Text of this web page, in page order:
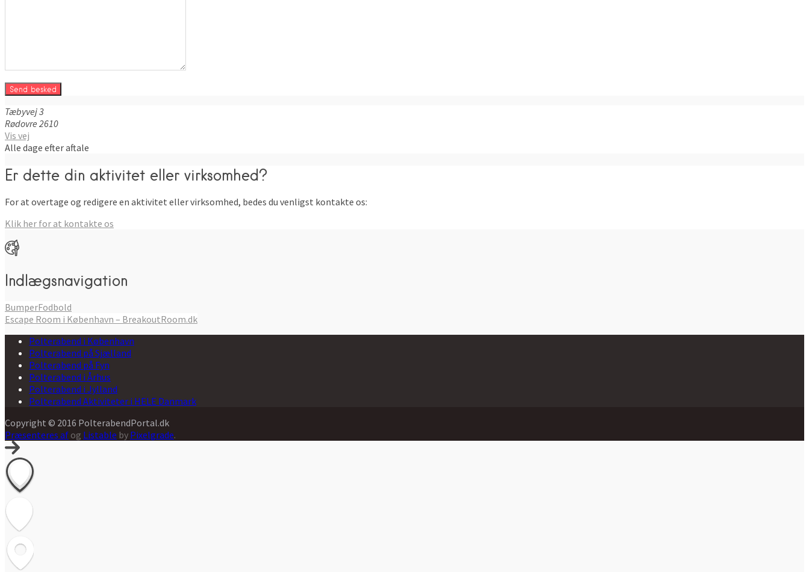
Tæbyvej3
Rødovre 2610
Vis vej
Alle dage efter aftale
Er dette din aktivitet eller virksomhed?
For at overtage og redigere en aktivitet eller virksomhed, bedes du venligst kontakte os:
Klik her for at kontakte os
Indlægsnavigation
BumperFodbold
Escape Room i København – BreakoutRoom.dk
Polterabend i København
Polterabend på Sjælland
Polterabend på Fyn
Polterabend i Århus
Polterabend i Jylland
Polterabend Aktiviteter i HELE Danmark
Copyright © 2016 PolterabendPortal.dk
Præsenteres af og Listable by Pixelgrade.